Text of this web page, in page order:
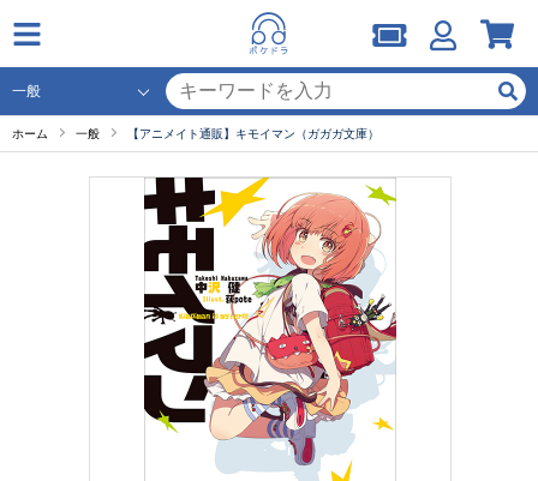
ホーム 一般 【アニメイト通販】キモイマン（ガガガ文庫）